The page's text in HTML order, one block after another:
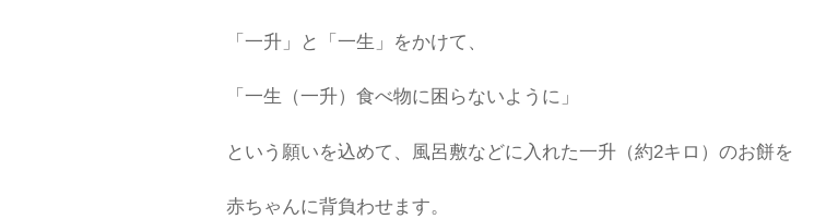
「一升」と「一生」をかけて、
「一生（一升）食べ物に困らないように」
という願いを込めて、風呂敷などに入れた一升（約2キロ）のお餅を
赤ちゃんに背負わせます。